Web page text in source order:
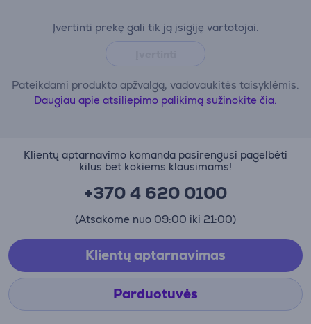
Įvertinti prekę gali tik ją įsigiję vartotojai.
Pateikdami produkto apžvalgą, vadovaukitės taisyklėmis.
Daugiau apie atsiliepimo palikimą sužinokite čia.
Klientų aptarnavimo komanda pasirengusi pagelbėti
kilus bet kokiems klausimams!
+370 4 620 0100
(Atsakome nuo 09:00 iki 21:00)
Klientų aptarnavimas
Parduotuvės